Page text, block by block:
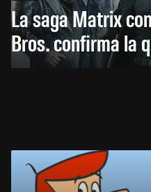
La saga Matrix
Bros. confirma la